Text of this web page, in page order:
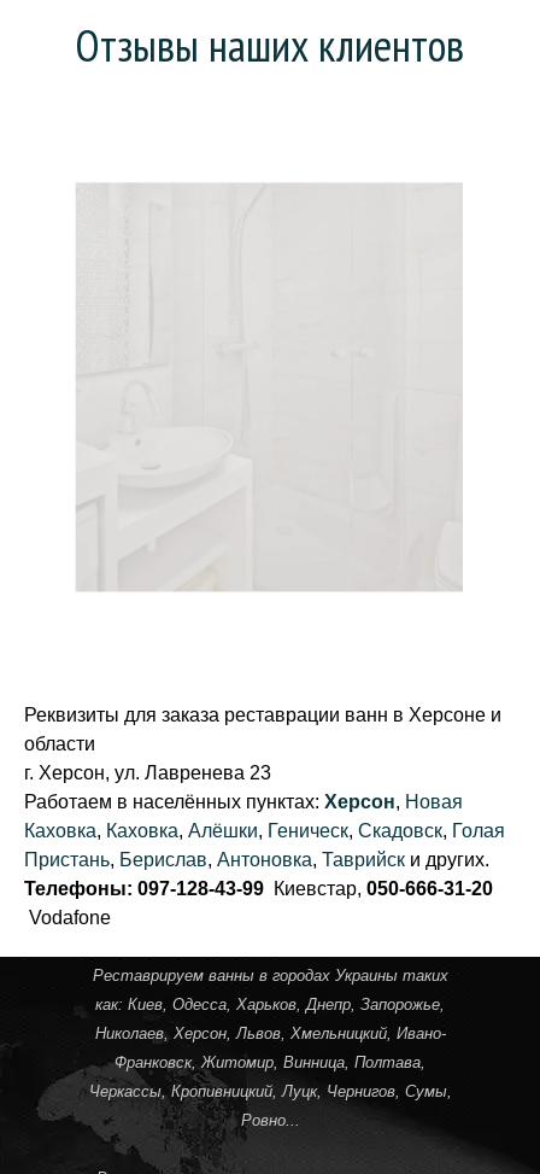
Отзывы наших клиентов
но предложили сделать «наливную ванну». На все
Анатолий,
Реквизиты для заказа реставрации ванн в Херсоне и
области
г. Херсон, ул. Лавренева 23
Работаем в населённых пунктах: Херсон, Новая
Каховка, Каховка, Алёшки, Геническ, Скадовск, Голая
Пристань, Берислав, Антоновка, Таврийск и других.
Телефоны: 097-128-43-99 Киевстар, 050-666-31-20
Vodafone
Реставрируем ванны в городах Украины таких
как: Киев, Одесса, Харьков,Днепр, Запорожье,
Николаев, Херсон,Львов, Хмельницкий, Ивано-
Франковск,Житомир, Винница, Полтава,
Черкассы, Кропивницкий, Луцк, Чернигов, Сумы,
Ровно...